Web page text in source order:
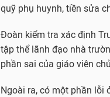
quỹ phụ huynh, tiền sửa
Đoàn kiểm tra xác định
tập thể lãnh đạo nhà
phần sai của giáo viên
Ngoài ra, có một phần lỗi